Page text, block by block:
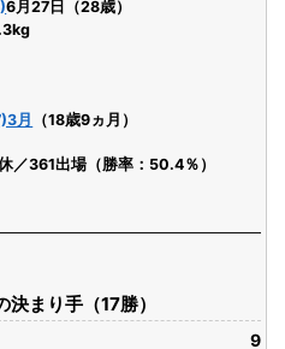
6月27日（28歳）
月
（18歳9ヵ月）
／361出場（勝率：50.4％）
まり手（17勝）
9